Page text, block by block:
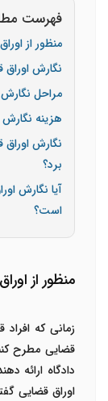
فهرست
منظور از
نگارش اوراق
مراحل نگارش
هزینه نگارش
نگارش
برد؟
آیا نگارش
است؟
منظور از
زمانی که
قضایی مطرح
دادگاه ارائه
اوراق قضایی